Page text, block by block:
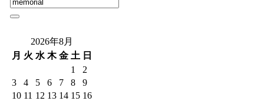
2026年8月
月 火 水 木 金 土 日
1
2
3
4 5 6 7 8
9
10 11 12 13 14 15 16